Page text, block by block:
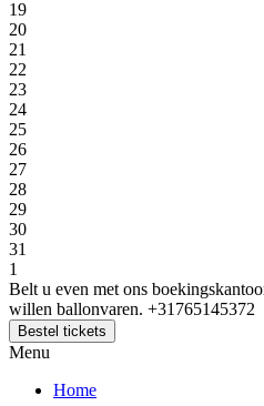
19
20
21
22
23
24
25
26
27
28
29
30
31
1
Belt u even met ons
willen ballonvaren. +31765145372
Bestel tickets
Menu
Home